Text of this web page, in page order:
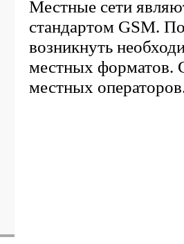
Местные сети
стандартом GSM.
возникнуть
местных форматов.
местных